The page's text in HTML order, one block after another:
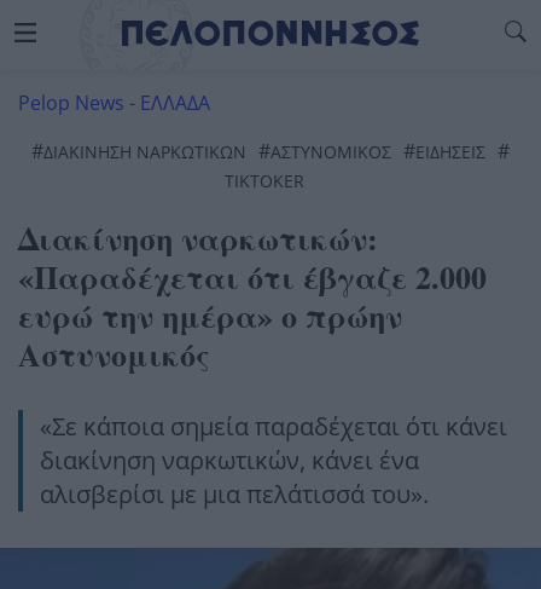
Pelop News - ΕΛΛΑΔΑ
#ΔΙΑΚΊΝΗΣΗ ΝΑΡΚΩΤΙΚΏΝ #ΑΣΤΥΝΟΜΙΚΌΣ #ΕΙΔΗΣΕΙΣ #
TIKTOKER
Διακίνηση ναρκωτικών:
«Παραδέχεται ότι έβγαζε 2.000
ευρώ την ημέρα» ο πρώην
Αστυνομικός
«Σε κάποια σημεία παραδέχεται ότι κάνει
διακίνηση ναρκωτικών, κάνει ένα
αλισβερίσι με μια πελάτισσά του».